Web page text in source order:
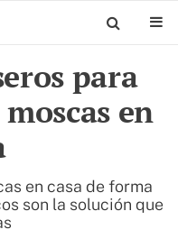
para
en
en casa de forma
son la solución que